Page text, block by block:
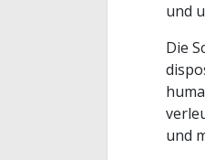
und
Die
und